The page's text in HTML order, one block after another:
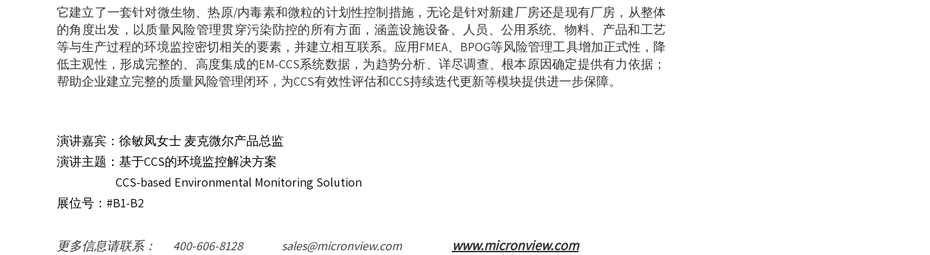
它建立了一套针对微生物、热原/内毒素和微粒的计划性控制措施，无论是针对新建厂房还是现有厂房，从整体
的角度出发，以质量风险管理贯穿污染防控的所有方面，涵盖设施设备、人员、公用系统、物料、产品和工艺
等与生产过程的环境监控密切相关的要素，并建立相互联系。应用FMEA、BPOG等风险管理工具增加正式性，降
低主观性，形成完整的、高度集成的EM-CCS系统数据，为趋势分析、详尽调查、根本原因确定提供有力依据；
帮助企业建立完整的质量风险管理闭环，为CCS有效性评估和CCS持续迭代更新等模块提供进一步保障。
演讲嘉宾：徐敏凤女士 麦克微尔产品总监
演讲主题：基于CCS的环境监控解决方案
CCS-based Environmental Monitoring Solution
展位号：#B1-B2
更多信息请联系： 400-606-8128 sales@micronview.com www.micronview.com